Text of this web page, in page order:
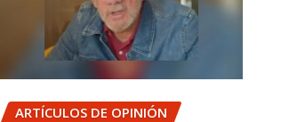
ARTÍCULOS DE OPINIÓN